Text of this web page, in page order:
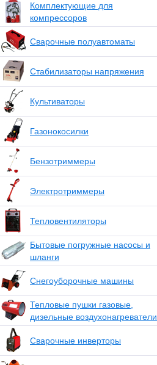
Комплектующие для
компрессоров
Сварочные полуавтоматы
Стабилизаторы напряжения
Культиваторы
Газонокосилки
Бензотриммеры
Электротриммеры
Тепловентиляторы
Бытовые погружные насосы и
шланги
Снегоуборочные машины
Тепловые пушки газовые,
дизельные воздухонагреватели
Сварочные инверторы